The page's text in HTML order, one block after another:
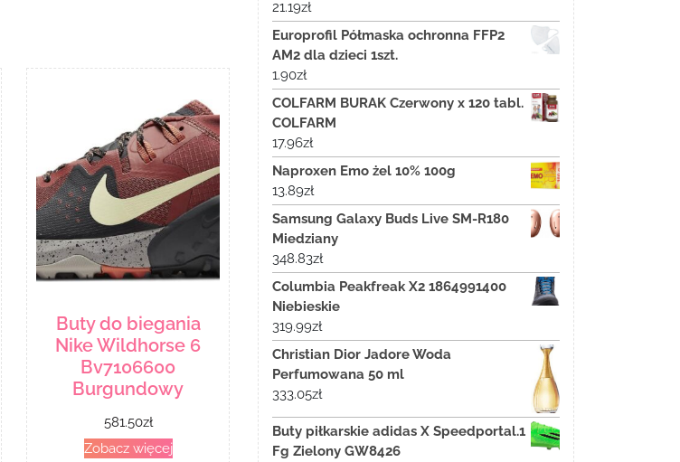
Buty do biegania
Nike Wildhorse 6
Bv7106600
Burgundowy
581.50zł
Zobacz więcej
21.19zł
Europrofil Półmaska ochronna FFP2
AM2 dla dzieci 1szt.
1.90zł
COLFARM BURAK Czerwony x 120 tabl.
COLFARM
17.96zł
Naproxen Emo żel 10% 100g
13.89zł
Samsung Galaxy Buds Live SM-R180
Miedziany
348.83zł
Columbia Peakfreak X2 1864991400
Niebieskie
319.99zł
Christian Dior Jadore Woda
Perfumowana 50 ml
333.05zł
Buty piłkarskie adidas X Speedportal.1
Fg Zielony GW8426